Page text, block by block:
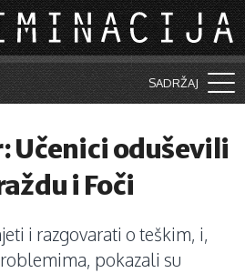
SADRŽAJ
Učenici oduševili
i Foči
i razgovarati o teškim, i,
pokazali su